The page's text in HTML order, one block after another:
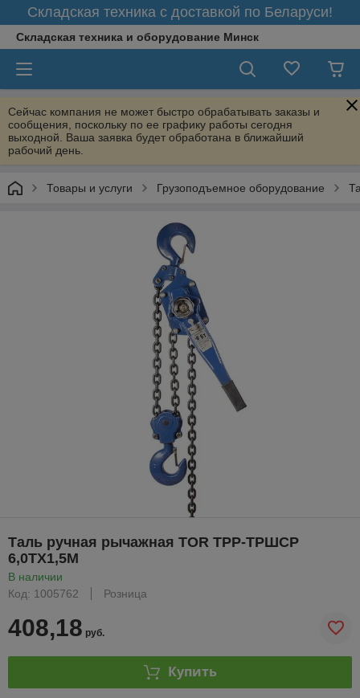
Складская техника с доставкой по Беларуси!
Складская техника и оборудование Минск
Сейчас компания не может быстро обрабатывать заказы и
сообщения, поскольку по ее графику работы сегодня
выходной. Ваша заявка будет обработана в ближайший
рабочий день.
Товары и услуги Грузоподъемное оборудование
Таль ручная рычажная TOR ТРР-ТРШСР
6,0ТХ1,5М
В наличии
Код: 1005762
Розница
408,18 руб.
Купить